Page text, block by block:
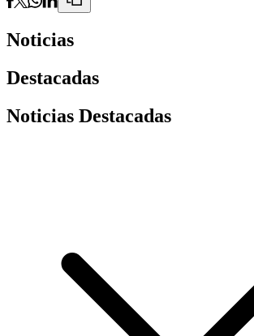
Noticias
Destacadas
Noticias Destacadas